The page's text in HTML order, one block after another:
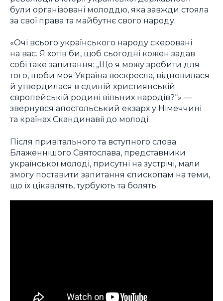
були організовані молоддю, яка завжди стояла
за свої права та майбутнє свого народу.
«Очі всього українського народу скеровані
на вас. Я хотів би, щоб сьогодні кожен задав
собі таке запитання: „Що я можу зробити для
того, щоби моя Україна воскресла, відновилася
й утвердилася в єдиній християнській
європейській родині вільних народів?“» —
звернувся апостольський екзарх у Німеччині
та країнах Скандинавії до молоді.
Після привітального та вступного слова
Блаженнішого Святослава, представники
української молоді, присутні на зустрічі, мали
змогу поставити запитання єпископам на теми,
що їх цікавлять, турбують та болять.